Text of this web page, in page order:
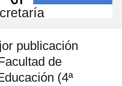
publicación
de
(4ª